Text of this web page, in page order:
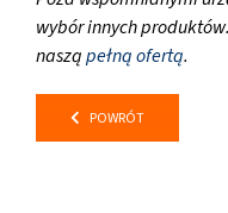
wybór innych
nasząpełną ofertą.
POWRÓT